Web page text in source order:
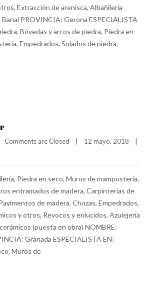
Extracción de arenisca, Albañilería
PROVINCIA: Gerona ESPECIALISTA
Bóvedas y arcos de piedra, Piedra en
Empedrados, Solados de piedra,
Comments are Closed 12 mayo, 2018
Piedra en seco, Muros de mampostería,
entramados de madera, Carpinterías de
de madera, Chozas, Empedrados,
y otros, Revocos y enlucidos, Azulejería
(puesta en obra) NOMBRE:
Granada ESPECIALISTA EN:
Muros de